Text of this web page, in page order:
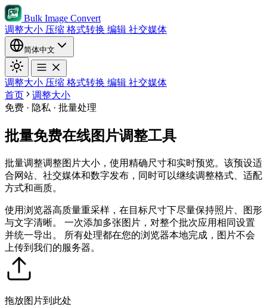
Bulk Image Convert
调整大小 压缩 格式转换 编辑 社交媒体
简体中文
调整大小 压缩 格式转换 编辑 社交媒体
首页
调整大小
免费 · 隐私 · 批量处理
批量免费在线图片调整工具
批量调整调整图片大小，使用精确尺寸和实时预览。该预设适
合网站、社交媒体和数字发布，同时可以继续调整格式、适配
方式和画质。
使用浏览器高质量重采样，在目标尺寸下尽量保持照片、图形
与文字清晰。 一次添加多张图片，对整个批次应用相同设置
并统一导出。
所有处理都在您的浏览器本地完成，图片不会
上传到我们的服务器。
拖放图片到此处